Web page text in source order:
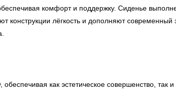
комфорт и поддержку. Сиденье
конструкции лёгкость и дополняют современный
как эстетическое совершенство, так